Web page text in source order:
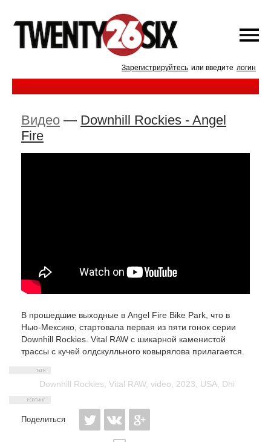
Зарегистрируйтесь или введите логин
Видео — Downhill Rockies - Angel
Fire
В прошедшие выходные в Angel Fire Bike Park, что в
Нью-Мексико, стартовала первая из пяти гонок серии
Downhill Rockies. Vital RAW с шикарной каменистой
трассы с кучей олдскулльного ковырялова прилагается.
Downhill Rockies Vital RAW, video 2023 USA Dhi
Поделиться